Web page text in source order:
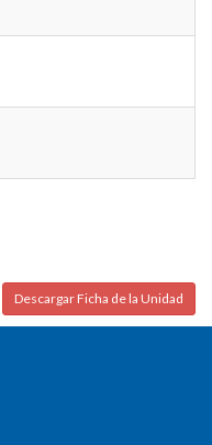
Descargar Ficha de la Unidad